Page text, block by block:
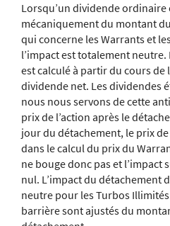
Lorsqu’un dividende ordinaire
mécaniquement du montant
qui concerne les Warrants et
l’impact est totalement
est calculé à partir du cours de
dividende net. Les dividendes
nous nous servons de cette
prix de l’action après le
jour du détachement, le prix
dans le calcul du prix du
ne bouge donc pas et l’impact
nul. L’impact du détachement
neutre pour les Turbos
barrière sont ajustés du